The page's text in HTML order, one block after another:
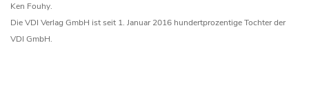
Ken Fouhy.
Die VDI Verlag GmbH ist seit 1. Januar 2016 hundertprozentige Tochter der
VDI GmbH.